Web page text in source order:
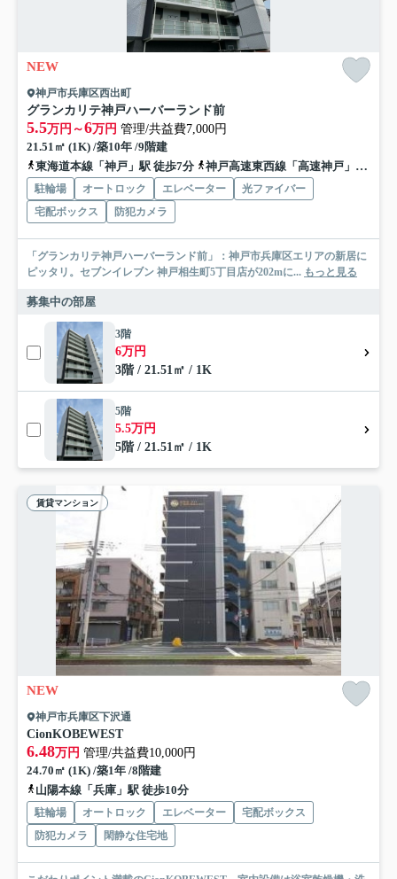
NEW
神戸市兵庫区西出町
グランカリテ神戸ハーバーランド前
5.5万円～6万円 管理/共益費7,000円
21.51㎡ (1K) /築10年 /9階建
東海道本線「神戸」駅 徒歩7分
神戸高速東西線「高速神戸」駅 徒歩10分
駐輪場 オートロック エレベーター
光ファイバー
宅配ボックス
防犯カメラ
「グランカリテ神戸ハーバーランド前」：神戸市兵庫区エリアの新居に
ピッタリ。セブンイレブン 神戸相生町5丁目店が202mに... もっと見る
募集中の部屋
3階
6万円
3階 / 21.51㎡ / 1K
5階
5.5万円
5階 / 21.51㎡ / 1K
賃貸マンション
NEW
神戸市兵庫区下沢通
CionKOBEWEST
6.48万円 管理/共益費10,000円
24.70㎡ (1K) /築1年 /8階建
山陽本線「兵庫」駅 徒歩10分
駐輪場 オートロック エレベーター
宅配ボックス
防犯カメラ
閑静な住宅地